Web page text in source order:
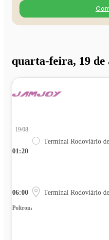
quarta-feira, 19 de
01:20
19/08
Terminal Rodoviário
06:00 Terminal Rodoviário
Poltrona